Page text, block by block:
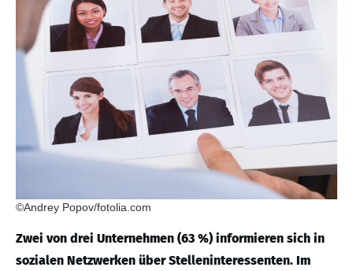
©Andrey Popov/fotolia.com
Zwei von drei Unternehmen (63 %) informieren sich in
sozialen Netzwerken über Stelleninteressenten. Im